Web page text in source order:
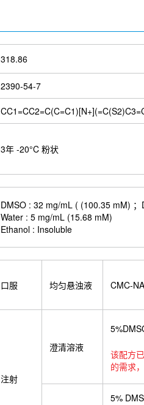
318.86
2390-54-7
3年 -20°C 粉状
DMSO : 32 mg/mL ( (100.35 mM)
Water : 5 mg/mL (15.68 mM)
Ethanol : Insoluble
口服 均匀悬浊液 CMC-NA
注射
澄清溶液
该配方
的需求
5%